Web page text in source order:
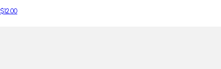
$12.00